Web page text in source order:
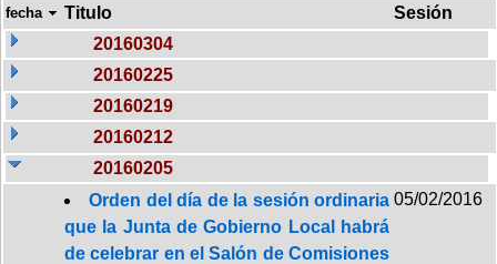
fecha Titulo
Sesión
20160304
20160225
20160219
20160212
20160205
Orden del día de la sesión ordinaria
que la Junta de Gobierno Local habrá
de celebrar en el Salón de Comisiones
05/02/2016